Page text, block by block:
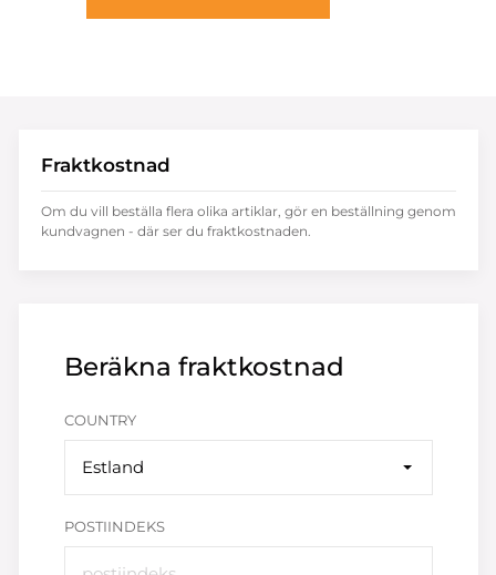
Beräkna fraktkostnad
COUNTRY
Estland
POSTIINDEKS
Fraktkostnad
Om du vill beställa flera olika artiklar, gör en beställning genom
kundvagnen - där ser du fraktkostnaden.